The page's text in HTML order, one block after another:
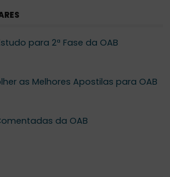
para 2ª Fase da OAB
as Melhores Apostilas para OAB
da OAB